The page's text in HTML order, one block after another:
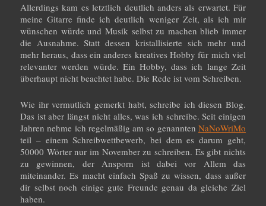
Allerdings kam es letztlich deutlich anders als erwartet. Für
meine Gitarre finde ich deutlich weniger Zeit, als ich mir
wünschen würde und Musik selbst zu machen blieb immer
die Ausnahme. Statt dessen kristallisierte sich mehr und
mehr heraus, dass ein anderes kreatives Hobby für mich viel
relevanter werden würde. Ein Hobby, dass ich lange Zeit
überhaupt nicht beachtet habe. Die Rede ist vom Schreiben.
Wie ihr vermutlich gemerkt habt, schreibe ich diesen Blog.
Das ist aber längst nicht alles, was ich schreibe. Seit einigen
Jahren nehme ich regelmäßig am so genannten NaNoWriMo
teil – einem Schreibwettbewerb, bei dem es darum geht,
50000 Wörter nur im November zu schreiben. Es gibt nichts
zu gewinnen, der Ansporn ist dabei vor Allem das
miteinander. Es macht einfach Spaß zu wissen, dass außer
dir selbst noch einige gute Freunde genau da gleiche Ziel
haben.